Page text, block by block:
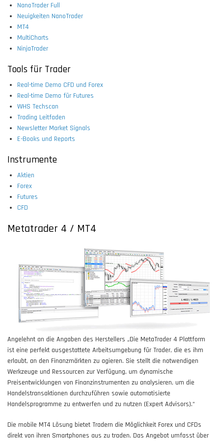
NanoTrader Full
Neuigkeiten NanoTrader
MT4
MultiCharts
NinjaTrader
Tools für Trader
Real-time Demo CFD und Forex
Real-time Demo für Futures
WHS Techscan
Trading Leitfaden
Newsletter Market Signals
E-Books und Reports
Instrumente
Aktien
Forex
Futures
CFD
Metatrader 4 / MT4
Angelehnt an die Angaben des Herstellers „Die MetaTrader 4 Plattform
ist eine perfekt ausgestattete Arbeitsumgebung für Trader, die es ihm
erlaubt, an den Finanzmärkten zu agieren. Sie stellt die notwendigen
Werkzeuge und Ressourcen zur Verfügung, um dynamische
Preisentwicklungen von Finanzinstrumenten zu analysieren, um die
Handelstransaktionen durchzuführen sowie automatisierte
Handelsprogramme zu entwerfen und zu nutzen (Expert Advisors).“
Die mobile MT4 Lösung bietet Tradern die Möglichkeit Forex und CFDs
direkt von ihren Smartphones aus zu traden. Das Angebot umfasst über